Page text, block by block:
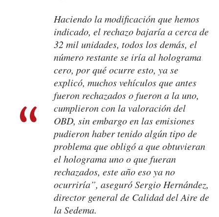
Haciendo la modificación que hemos
indicado, el rechazo bajaría a cerca de
32 mil unidades, todos los demás, el
número restante se iría al holograma
cero, por qué ocurre esto, ya se
explicó, muchos vehículos que antes
fueron rechazados o fueron a la uno,
cumplieron con la valoración del
OBD, sin embargo en las emisiones
pudieron haber tenido algún tipo de
problema que obligó a que obtuvieran
el holograma uno o que fueran
rechazados, este año eso ya no
ocurriría”, aseguró Sergio Hernández,
director general de Calidad del Aire de
la Sedema.